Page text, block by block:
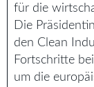
für die
Die
den Clean
Fortschritte
um die